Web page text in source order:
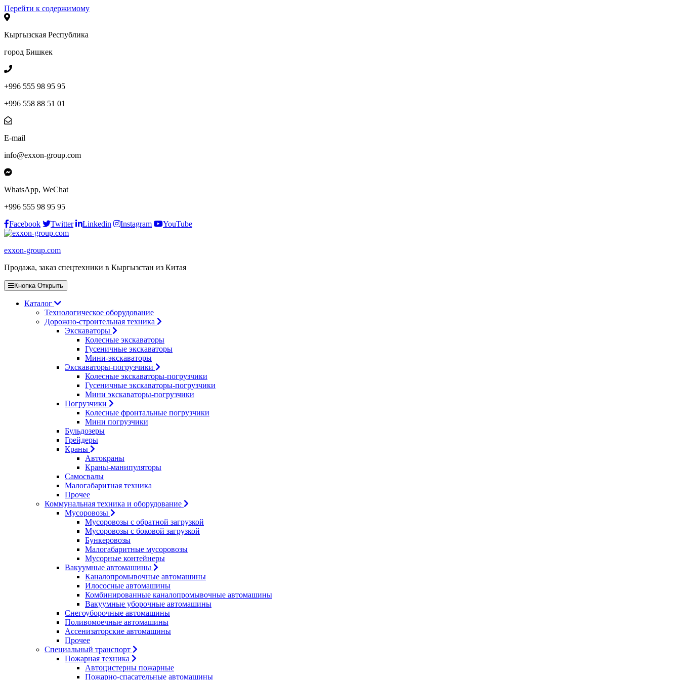
Перейти к содержимому
Кыргызская Республика
город Бишкек
+996 555 98 95 95
+996 558 88 51 01
E-mail
info@exxon-group.com
WhatsApp, WeChat
+996 555 98 95 95
Facebook
Twitter Linkedin Instagram YouTube
exxon-group.com
Продажа, заказ спецтехники в Кыргызстан из Китая
Кнопка Открыть
Каталог
Технологическое оборудование
Дорожно-строительная техника
Экскаваторы
Колесные экскаваторы
Гусеничные экскаваторы
Мини-экскаваторы
Экскаваторы-погрузчики
Колесные экскаваторы-погрузчики
Гусеничные экскаваторы-погрузчики
Мини экскаваторы-погрузчики
Погрузчики
Колесные фронтальные погрузчики
Мини погрузчики
Бульдозеры
Грейдеры
Краны
Автокраны
Краны-манипуляторы
Самосвалы
Малогабаритная техника
Прочее
Коммунальная техника и оборудование
Мусоровозы
Мусоровозы с обратной загрузкой
Мусоровозы с боковой загрузкой
Бункеровозы
Малогабаритные мусоровозы
Мусорные контейнеры
Вакуумные автомашины
Каналопромывочные автомашины
Илососные автомашины
Комбинированные каналопромывочные автомашины
Вакуумные уборочные автомашины
Снегоуборочные автомашины
Поливомоечные автомашины
Ассенизаторские автомашины
Прочее
Специальный транспорт
Пожарная техника
Автоцистерны пожарные
Пожарно-спасательные автомашины